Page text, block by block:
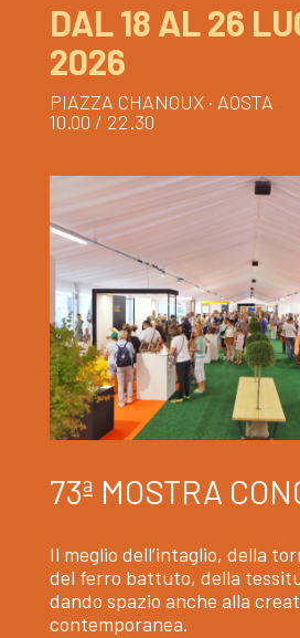
DAL 18 AL 26
2026
PIAZZA CHANOUX · AOSTA
10.00 / 22.30
73ª MOSTRA
Il meglio dell’intaglio, della
del ferro battuto, della
dando spazio anche alla
contemporanea.